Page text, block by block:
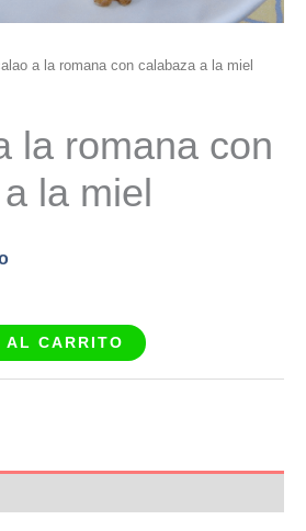
a la romana con calabaza a la miel
la romana con
la miel
AL CARRITO